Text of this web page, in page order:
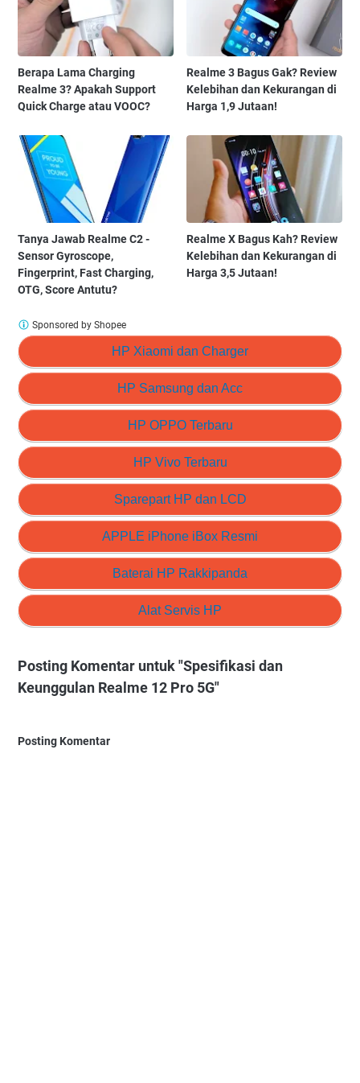
Berapa Lama Charging
Realme 3? Apakah Support
Quick Charge atau VOOC?
Realme 3 Bagus Gak? Review
Kelebihan dan Kekurangan di
Harga 1,9 Jutaan!
Tanya Jawab Realme C2 -
Sensor Gyroscope,
Fingerprint, Fast Charging,
OTG, Score Antutu?
Realme X Bagus Kah? Review
Kelebihan dan Kekurangan di
Harga 3,5 Jutaan!
HP Xiaomi dan Charger
HP Samsung dan Acc
HP OPPO Terbaru
HP Vivo Terbaru
Sparepart HP dan LCD
APPLE iPhone iBox Resmi
Baterai HP Rakkipanda
Alat Servis HP
Sponsored by Shopee
Posting Komentar untuk "Spesifikasi dan
Keunggulan Realme 12 Pro 5G"
Posting Komentar